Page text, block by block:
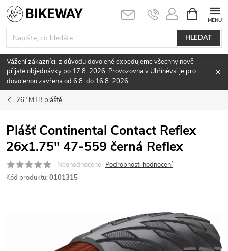
Přejít
na
obsah
HLEDAT
NÁKUPNÍ
KOŠÍK
Vážení zákazníci, z důvodu dovolené expedujeme všechny nově
přijaté objednávky po 17.8. 2026. Provozovna v Uhříněvsi je pro
dovolenou zavřena od 6.8. do 16.8. 2026.
26" MTB pláště
Plášť Continental Contact Reflex
26x1.75" 47-559 černá Reflex
Neohodnoceno Podrobnosti hodnocení
Kód produktu: 0101315